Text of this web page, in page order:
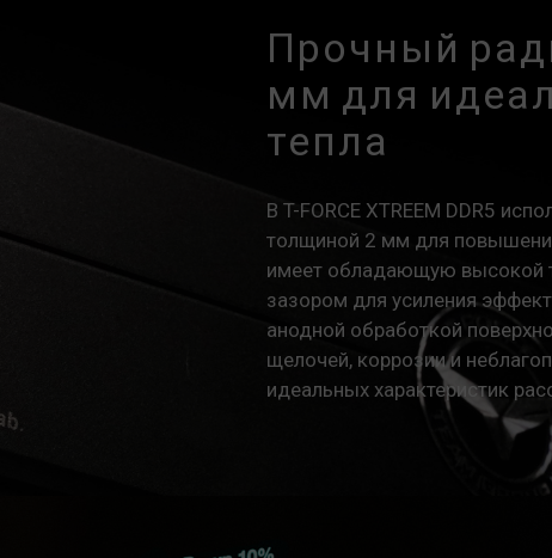
Прочный
мм для
тепла
В T-FORCE XTREEM DDR5
толщиной 2 мм для
имеет обладающую высокой
зазором для усиления
анодной обработкой
щелочей, коррозии и
идеальных характеристик